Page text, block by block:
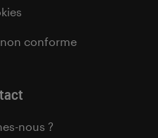
conforme
nous ?